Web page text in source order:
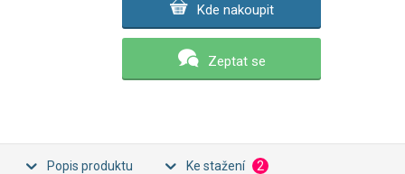
Kde nakoupit
Zeptat se
Popis produktu Ke stažení 2